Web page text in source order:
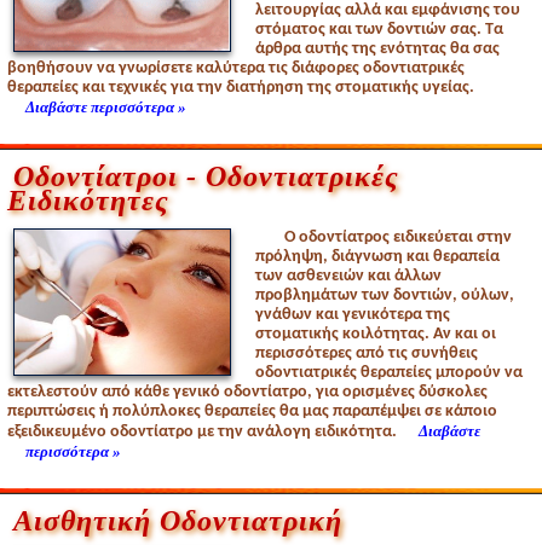
λειτουργίας αλλά και εμφάνισης του
στόματος και των δοντιών σας. Τα
άρθρα αυτής της ενότητας θα σας
βοηθήσουν να γνωρίσετε καλύτερα τις διάφορες οδοντιατρικές
θεραπείες και τεχνικές για την διατήρηση της στοματικής υγείας.
Διαβάστε περισσότερα »
Οδοντίατροι - Οδοντιατρικές
Ειδικότητες
Ο οδοντίατρος ειδικεύεται στην
πρόληψη, διάγνωση και θεραπεία
των ασθενειών και άλλων
προβλημάτων των δοντιών, ούλων,
γνάθων και γενικότερα της
στοματικής κοιλότητας. Αν και οι
περισσότερες από τις συνήθεις
οδοντιατρικές θεραπείες μπορούν να
εκτελεστούν από κάθε γενικό οδοντίατρο, για ορισμένες δύσκολες
περιπτώσεις ή πολύπλοκες θεραπείες θα μας παραπέμψει σε κάποιο
εξειδικευμένο οδοντίατρο με την ανάλογη ειδικότητα.
Διαβάστε
περισσότερα »
Αισθητική Οδοντιατρική